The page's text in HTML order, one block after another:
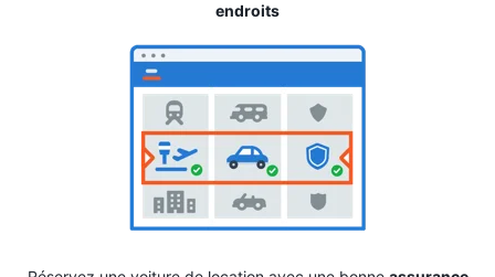
endroits